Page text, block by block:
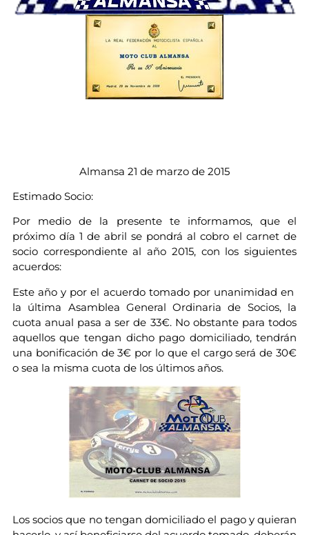
Almansa 21 de marzo de 2015
Estimado Socio:
Por medio de la presente te informamos, que el
próximo día 1 de abril se pondrá al cobro el carnet de
socio correspondiente al año 2015, con los siguientes
acuerdos:
Este año y por el acuerdo tomado por unanimidad en
la última Asamblea General Ordinaria de Socios, la
cuota anual pasa a ser de 33€. No obstante para todos
aquellos que tengan dicho pago domiciliado, tendrán
una bonificación de 3€ por lo que el cargo será de 30€
o sea la misma cuota de los últimos años.
Los socios que no tengan domiciliado el pago y quieran